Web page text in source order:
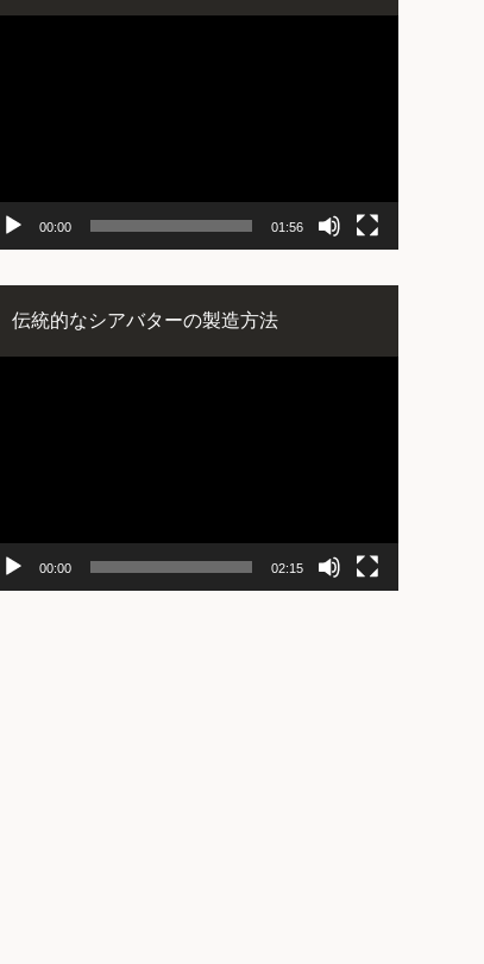
00:00 01:56
伝統的なシアバターの製造方法
00:00 02:15